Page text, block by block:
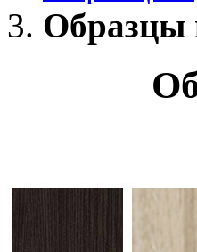
Образцы